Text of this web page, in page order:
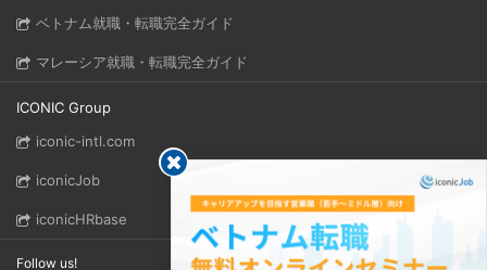
ベトナム就職・転職完全ガイド
マレーシア就職・転職完全ガイド
ICONIC Group
iconic-intl.com
iconicJob
iconicHRbase
Follow us!